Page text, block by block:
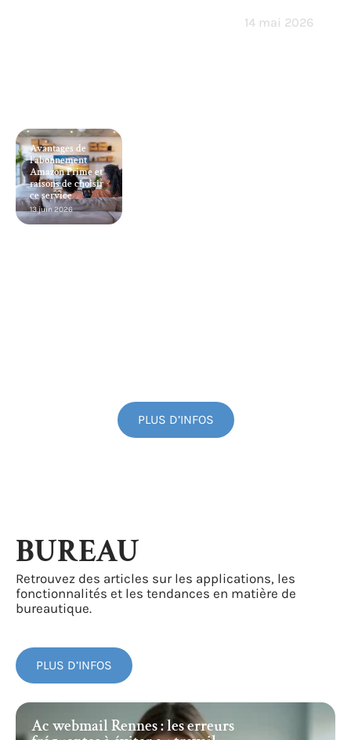
Avantages de
l’abonnement
Amazon Prime et
raisons de choisir
ce service
13 juin 2026
14 mai 2026
PLUS D’INFOS
BUREAU
Retrouvez des articles sur les applications, les
fonctionnalités et les tendances en matière de
bureautique.
PLUS D’INFOS
Ac webmail Rennes : les erreurs